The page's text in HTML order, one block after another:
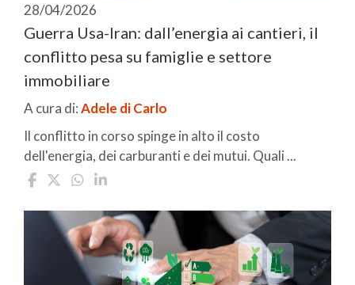
28/04/2026
Guerra Usa-Iran: dall’energia ai cantieri, il
conflitto pesa su famiglie e settore
immobiliare
A cura di:Adele di Carlo
Il conflitto in corso spinge in alto il costo
dell'energia, dei carburanti e dei mutui. Quali ...